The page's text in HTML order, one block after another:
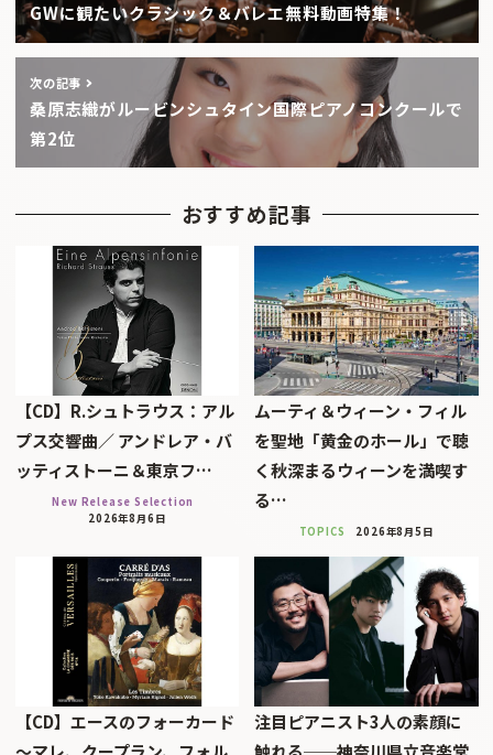
GWに観たいクラシック＆バレエ無料動画特集！
次の記事
桑原志織がルービンシュタイン国際ピアノコンクールで
第2位
おすすめ記事
【CD】R.シュトラウス：アル
プス交響曲／ アンドレア・バ
ッティストーニ＆東京フ…
New Release Selection
2026年8月6日
ムーティ＆ウィーン・フィル
を聖地「黄金のホール」で聴
く秋深まるウィーンを満喫す
る…
TOPICS 2026年8月5日
【CD】エースのフォーカード
注目ピアニスト3人の素顔に